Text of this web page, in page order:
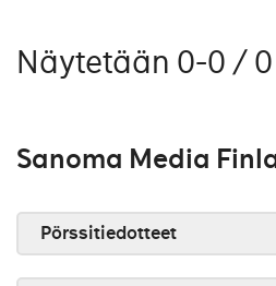
Näytetään 0-0 /
Sanoma Media
Pörssitiedotteet